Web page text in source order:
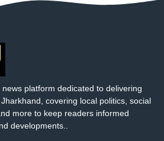
platform dedicated to delivering
covering local politics, social
more to keep readers informed
developments..